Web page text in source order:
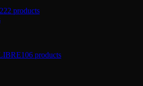
222 products
106 products